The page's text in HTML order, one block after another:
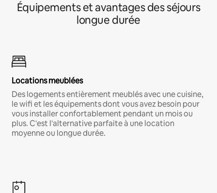
Équipements et avantages des séjours
longue durée
Locations meublées
Des logements entièrement meublés avec une cuisine,
le wifi et les équipements dont vous avez besoin pour
vous installer confortablement pendant un mois ou
plus. C'est l'alternative parfaite à une location
moyenne ou longue durée.